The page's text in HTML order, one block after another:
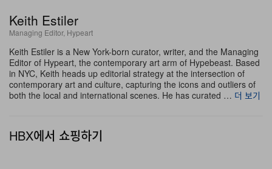
Keith Estiler
Managing Editor, Hypeart
Keith Estiler is a New York-born curator, writer, and the Managing
Editor of Hypeart, the contemporary art arm of Hypebeast. Based
in NYC, Keith heads up editorial strategy at the intersection of
contemporary art and culture, capturing the icons and outliers of
both the local and international scenes. He has curated … 더 보기
HBX에서 쇼핑하기